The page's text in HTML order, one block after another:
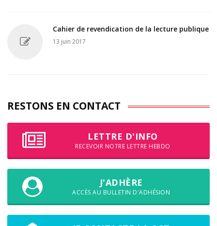
Cahier de revendication de la lecture publique
13 juin 2017
RESTONS EN CONTACT
LETTRE D'INFO
RECEVOIR NOTRE LETTRE HEBDO
J'ADHÈRE
ACCÈS AU BULLETIN D'ADHÉSION